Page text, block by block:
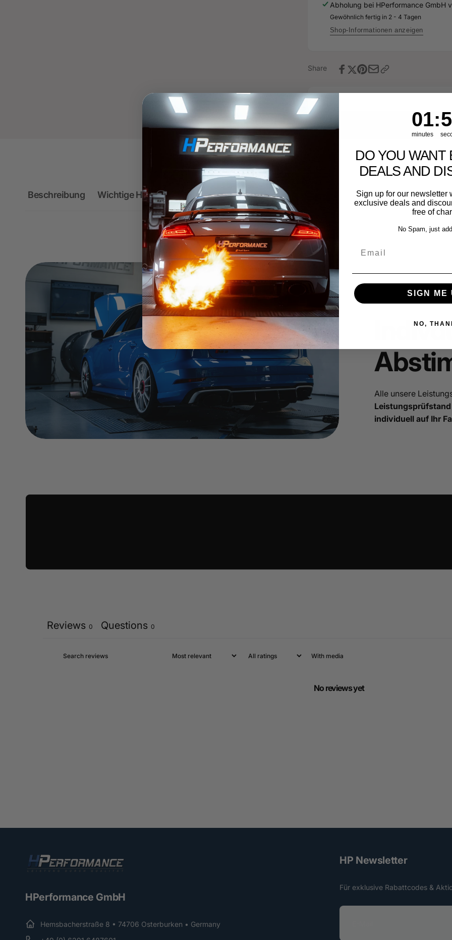
/
TTRS
8S
8V
/
TTRS
RSQ3
OPF
Abholung bei HPerformance GmbH
Gewöhnlich fertig in 2 - 4 Tagen
Shop-Informationen anzeigen
Share
Beschreibung Wichtige Hinweise
Alle unsere
Leistungsprüfstand
individuell auf Ihr
Reviews 0 Questions 0
With media
No reviews yet
HPerformance GmbH
Hemsbacherstraße 8 • 74706 Osterburken • Germany
HP Newsletter
Für exklusive Rabattcodes &
1
01
minutes
: 55
DO YOU WANT
DEALS AND
Sign up for our newsletter
exclusive deals and
free of
No Spam, just
SIGN ME
NO,